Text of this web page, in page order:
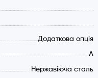
Додаткова опція
А
Нержавіюча сталь